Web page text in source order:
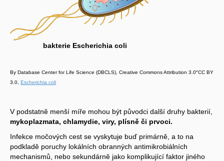
bakterie Escherichia coli
By Database Center for Life Science (DBCLS), Creative Commons Attribution 3.0″CC BY
3.0, Escherichia coli
V podstatně menší míře mohou být původci další druhy bakterií,
mykoplazmata, chlamydie, viry, plísně či prvoci.
Infekce močových cest se vyskytuje buď primárně, a to na
podkladě poruchy lokálních obranných antimikrobiálních
mechanismů, nebo sekundárně jako komplikující faktor jiného